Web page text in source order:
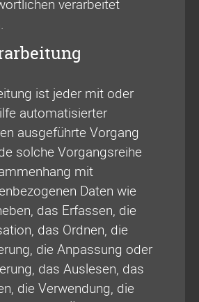
verarbeitet
ist jeder mit oder
automatisierter
ausgeführte Vorgang
solche Vorgangsreihe
mit
Daten wie
das Erfassen, die
das Ordnen, die
die Anpassung oder
das Auslesen, das
die Verwendung, die